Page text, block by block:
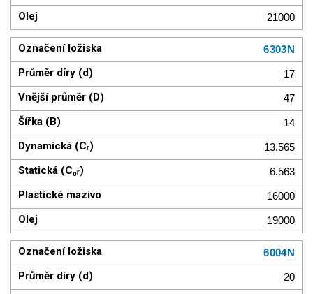
21000
6303N
17
47
14
13.565
6.563
16000
19000
6004N
20